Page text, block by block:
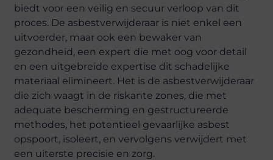
biedt voor een veilig en secuur verloop van dit
proces. De asbestverwijderaar is niet enkel een
uitvoerder, maar ook een bewaker van
gezondheid, een expert die met oog voor detail
en een uitgebreide expertise dit schadelijke
materiaal elimineert. Het is de asbestverwijderaar
die zich waagt in de riskante zones, die met
adequate bescherming en gestructureerde
methodes, het potentieel gevaarlijke asbest
opspoort, isoleert, en vervolgens verwijdert met
een uiterste precisie en zorg.